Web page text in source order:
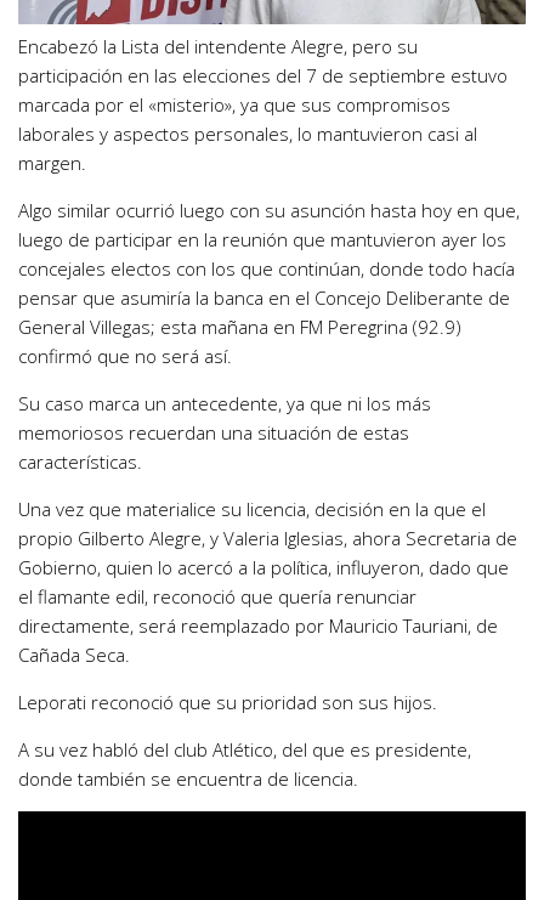
Encabezó la Lista del intendente Alegre, pero su
participación en las elecciones del 7 de septiembre estuvo
marcada por el «misterio», ya que sus compromisos
laborales y aspectos personales, lo mantuvieron casi al
margen.
Algo similar ocurrió luego con su asunción hasta hoy en que,
luego de participar en la reunión que mantuvieron ayer los
concejales electos con los que continúan, donde todo hacía
pensar que asumiría la banca en el Concejo Deliberante de
General Villegas; esta mañana en FM Peregrina (92.9)
confirmó que no será así.
Su caso marca un antecedente, ya que ni los más
memoriosos recuerdan una situación de estas
características.
Una vez que materialice su licencia, decisión en la que el
propio Gilberto Alegre, y Valeria Iglesias, ahora Secretaria de
Gobierno, quien lo acercó a la política, influyeron, dado que
el flamante edil, reconoció que quería renunciar
directamente, será reemplazado por Mauricio Tauriani, de
Cañada Seca.
Leporati reconoció que su prioridad son sus hijos.
A su vez habló del club Atlético, del que es presidente,
donde también se encuentra de licencia.